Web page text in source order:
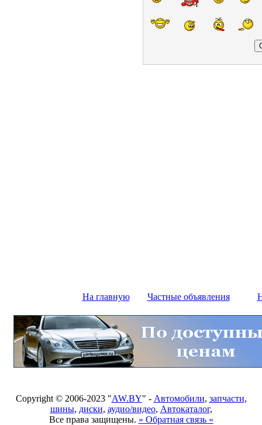
На главную Частные объявления
Copyright © 2006-2023 "AW.BY" - Автомобили, запчасти,
шины, диски, аудио/видео, Автокаталог,
Все права защищены. » Обратная связь «